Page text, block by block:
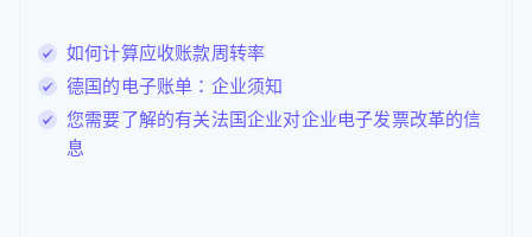
如何计算应收账款周转率
德国的电子账单：企业须知
您需要了解的有关法国企业对企业电子发票改革的信
息
卢森堡
罗马尼亚
English
马尔他